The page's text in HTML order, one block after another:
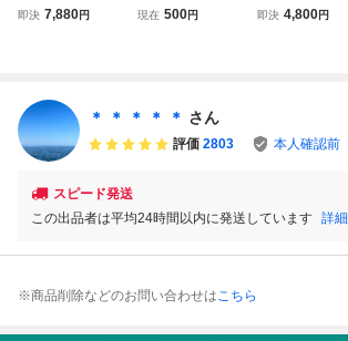
ードリフト F1サ
即決 7,880円
ト パワーゴルフ V
現在 500円
ディウスだ！
即決 4,800円
＊ ＊ ＊ ＊ ＊ さん
評価 2803 本人確認前
スピード発送
この出品者は平均24時間以内に発送しています 詳細
※商品削除などのお問い合わせはこちら